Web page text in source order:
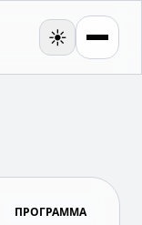
☀️
ПРОГРАММА